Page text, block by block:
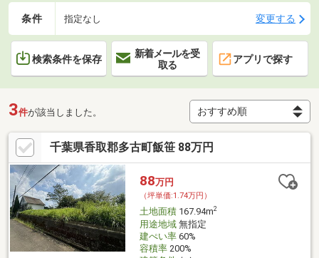
条件 指定なし 変更する
検索条件を保存
新着メールを受
取る
アプリで探す
3件が該当しました。
千葉県香取郡多古町飯笹 88万円
88万円
（坪単価:1.74万円）
土地面積167.94m2
用途地域無指定
建ぺい率60%
容積率200%